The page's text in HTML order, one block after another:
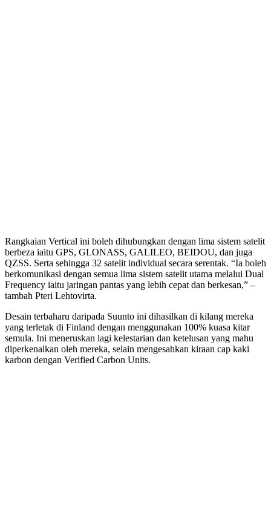
Rangkaian Vertical ini boleh dihubungkan dengan lima sistem satelit
berbeza iaitu GPS, GLONASS, GALILEO, BEIDOU, dan juga
QZSS. Serta sehingga 32 satelit individual secara serentak. “Ia boleh
berkomunikasi dengan semua lima sistem satelit utama melalui Dual
Frequency iaitu jaringan pantas yang lebih cepat dan berkesan,” –
tambah Pteri Lehtovirta.
Desain terbaharu daripada Suunto ini dihasilkan di kilang mereka
yang terletak di Finland dengan menggunakan 100% kuasa kitar
semula. Ini meneruskan lagi kelestarian dan ketelusan yang mahu
diperkenalkan oleh mereka, selain mengesahkan kiraan cap kaki
karbon dengan Verified Carbon Units.